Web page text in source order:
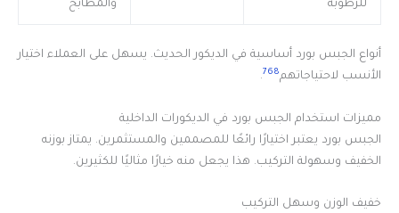
للرطوبة
والمطابخ
أنواع الجبس بورد أساسية في الديكور الحديث. يسهل على العملاء اختيار
الأنسب لاحتياجاتهم
768
.
مميزات استخدام الجبس بورد في الديكورات الداخلية
الجبس بورد يعتبر اختيارًا رائعًا للمصممين والمستثمرين. يمتاز بوزنه
الخفيف وسهولة التركيب. هذا يجعل منه خيارًا مثاليًا للكثيرين.
خفيف الوزن وسهل التركيب